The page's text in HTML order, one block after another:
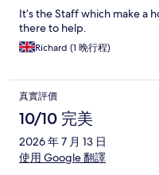
It’s the Staff which make a
there to help.
Richard (1 晚行程)
真實評價
10/10 完美
2026 年 7 月 13 日
使用 Google 翻譯